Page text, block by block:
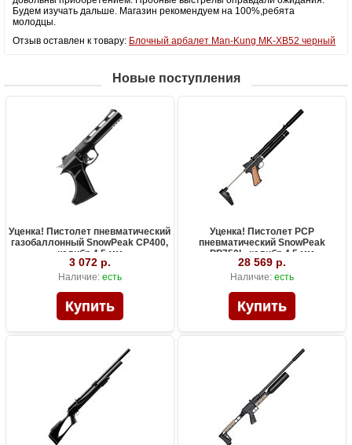
Будем изучать дальше. Магазин рекомендуем на 100%,ребята
молодцы.
Отзыв оставлен к товару: Блочный арбалет Man-Kung MK-XB52 черный
Новые поступления
Уценка! Пистолет пневматический
газобаллонный SnowPeak CP400,
калибр 4.5 мм
3 072 р.
Наличие: есть
Уценка! Пистолет PCP
пневматический SnowPeak
PP750L, калибр 4.5 мм
28 569 р.
Наличие: есть